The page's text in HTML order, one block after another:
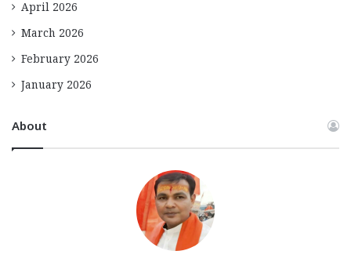
April 2026
March 2026
February 2026
January 2026
About